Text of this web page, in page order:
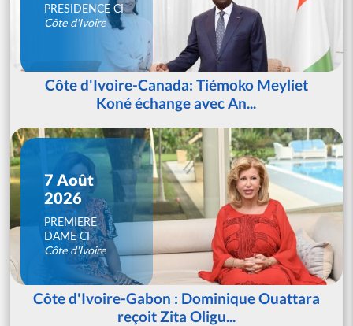
PRESIDENCE CI
Côte d'Ivoire
Côte d'Ivoire-Canada: Tiémoko Meyliet
Koné échange avec An...
7 Août
2026
PREMIERE
DAME CI
Côte d'Ivoire
Côte d'Ivoire-Gabon : Dominique Ouattara
reçoit Zita Oligu...